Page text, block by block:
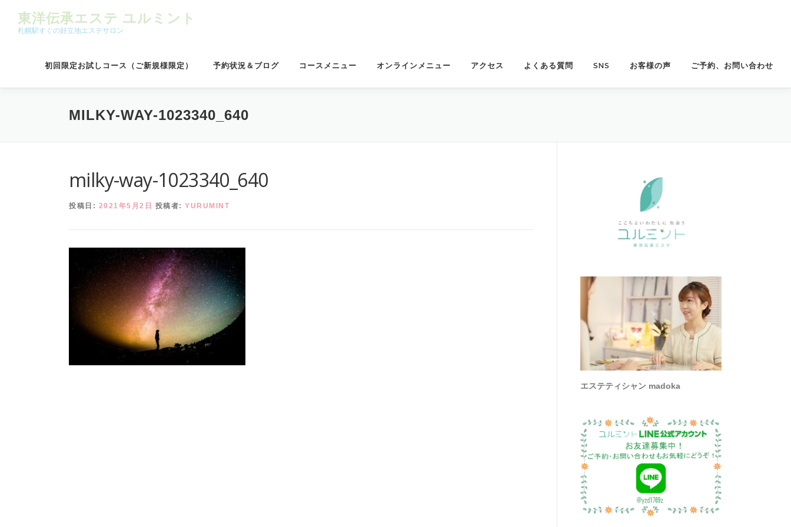
東洋伝承エステ ユルミント
札幌駅すぐの好立地エステサロン
初回限定お試しコース（ご新規様限定） 予約状況＆ブログ コースメニュー オンラインメニュー アクセス よくある質問 SNS お客様の声 ご予約、お問い合わせ
MILKY-WAY-1023340_640
milky-way-1023340_640
投稿日: 2021年5月2日 投稿者: YURUMINT
エステティシャン madoka